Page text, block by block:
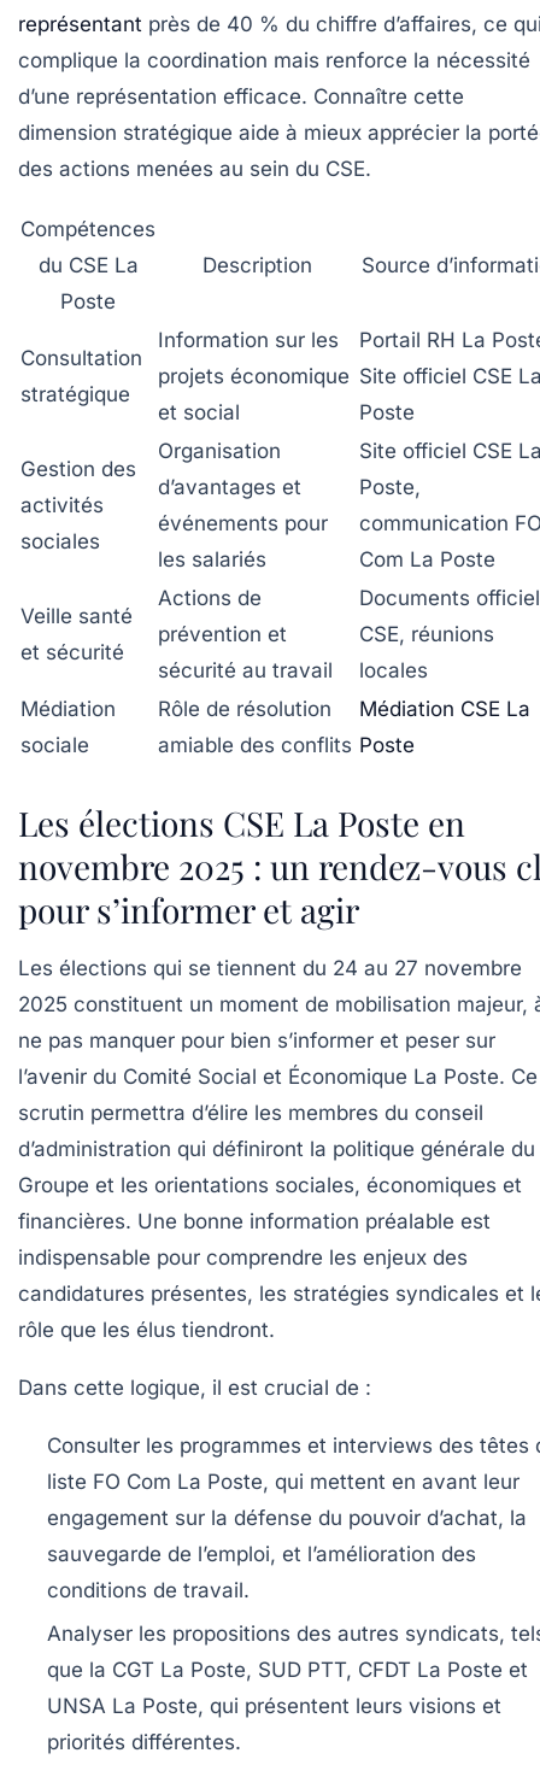
représentant près de 40 % du chiffre d’affaires, ce
complique la coordination mais renforce la nécessité
d’une représentation efficace. Connaître cette
dimension stratégique aide à mieux apprécier la
des actions menées au sein du CSE.
Compétences
du CSE La
Poste
Description Source
Consultation
stratégique
Information sur les
projets économique
et social
Portail RH La
Site officiel CSE
Poste
Gestion des
activités
sociales
Organisation
d’avantages et
événements pour
les salariés
Site officiel CSE
Poste,
communication
Com La Poste
Veille santé
et sécurité
Actions de
prévention et
sécurité au travail
Documents
CSE, réunions
locales
Médiation
sociale
Rôle de résolution
amiable des conflits
Médiation CSE La
Poste
Les élections CSE La Poste en
novembre 2025 : un rendez-vous
pour s’informer et agir
Les élections qui se tiennent du 24 au 27 novembre
2025 constituent un moment de mobilisation majeur,
ne pas manquer pour bien s’informer et peser sur
l’avenir du Comité Social et Économique La Poste. Ce
scrutin permettra d’élire les membres du conseil
d’administration qui définiront la politique générale du
Groupe et les orientations sociales, économiques et
financières. Une bonne information préalable est
indispensable pour comprendre les enjeux des
candidatures présentes, les stratégies syndicales et
rôle que les élus tiendront.
Dans cette logique, il est crucial de :
Consulter les programmes et interviews des têtes
liste FO Com La Poste, qui mettent en avant leur
engagement sur la défense du pouvoir d’achat, la
sauvegarde de l’emploi, et l’amélioration des
conditions de travail.
Analyser les propositions des autres syndicats,
que la CGT La Poste, SUD PTT, CFDT La Poste et
UNSA La Poste, qui présentent leurs visions et
priorités différentes.